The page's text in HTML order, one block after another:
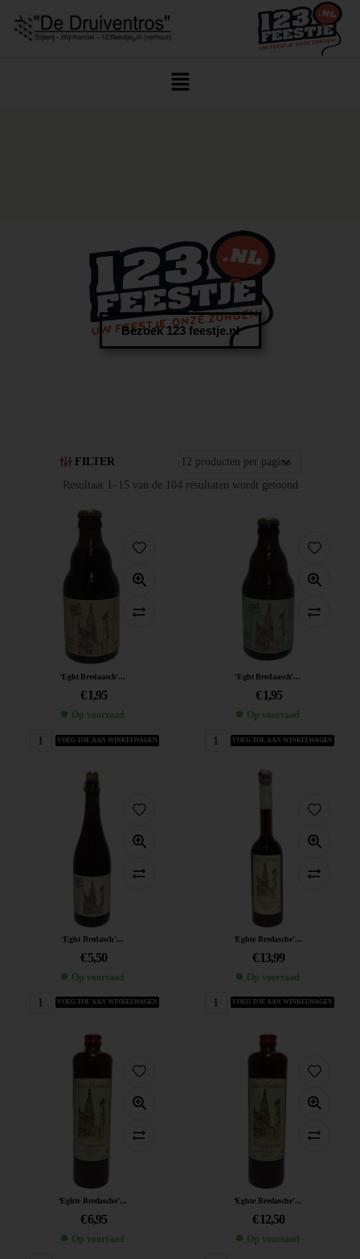
Bezoek 123 feestje.nl
FILTER
Resultaat 1–15 van de 104 resultaten wordt getoond
‘Eght Bredaasch’...
€ 1,95
Op voorraad
VOEG TOE AAN WINKELWAGEN
‘Eght Bredaasch’...
€ 1,95
Op voorraad
VOEG TOE AAN WINKELWAGEN
‘Eght Bredasch’...
€ 5,50
Op voorraad
VOEG TOE AAN WINKELWAGEN
‘Eghte Bredasche’...
€13,99
Op voorraad
VOEG TOE AAN WINKELWAGEN
‘Eghte Bredasche’...
€ 6,95
Op voorraad
‘Eghte Bredasche’...
€12,50
Op voorraad